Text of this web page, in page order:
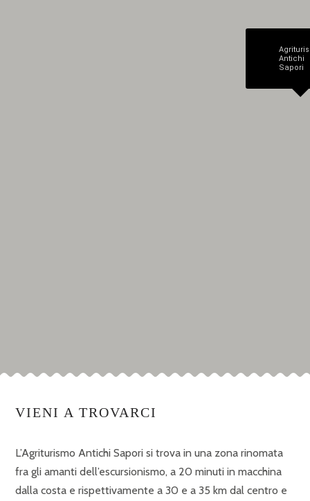
Antichi
Sapori
VIENI A TROVARCI
L’Agriturismo Antichi Sapori si trova in una zona rinomata
fra gli amanti dell’escursionismo, a 20 minuti in macchina
dalla costa e rispettivamente a 30 e a 35 km dal centro e